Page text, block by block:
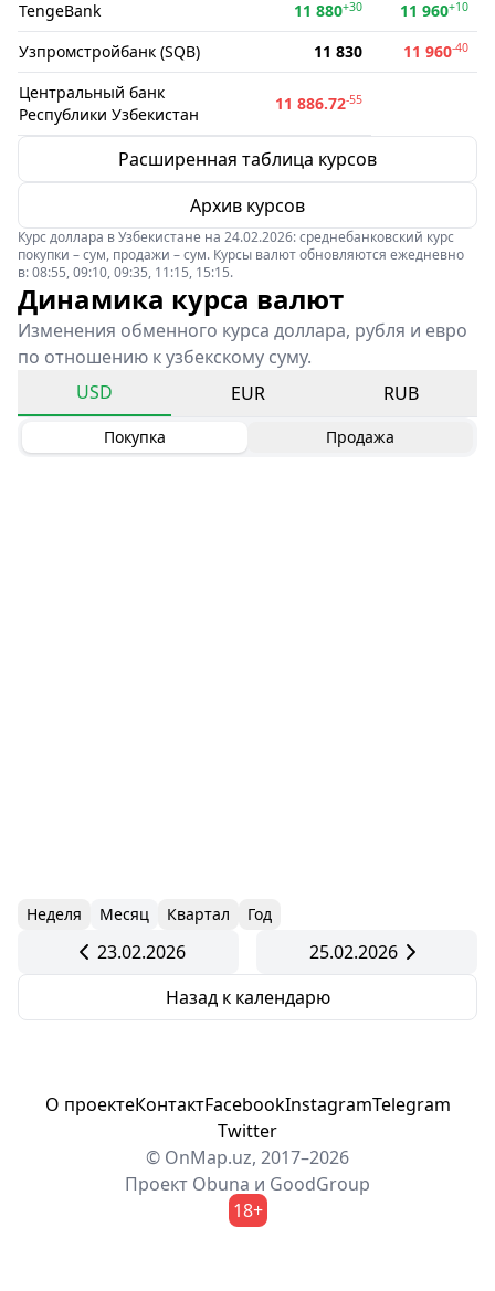
TengeBank 11 880+30 11 960+10
Узпромстройбанк (SQB) 11 830 11 960-40
Центральный банк
Республики Узбекистан
11 886.72-55
Расширенная таблица курсов
Архив курсов
Курс доллара в Узбекистане на 24.02.2026: среднебанковский курс
покупки – сум, продажи – сум. Курсы валют обновляются ежедневно
в: 08:55, 09:10, 09:35, 11:15, 15:15.
Динамика курса валют
Изменения обменного курса доллара, рубля и евро
по отношению к узбекскому суму.
USD
EUR RUB
Покупка Продажа
Неделя Месяц Квартал Год
23.02.2026
25.02.2026
Назад к календарю
О проектеКонтактFacebookInstagramTelegram
Twitter
© OnMap.uz, 2017–2026
Проект Obuna и GoodGroup
18+